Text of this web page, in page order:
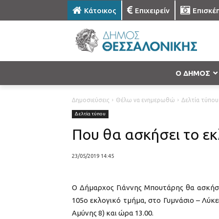
Κάτοικος Επιχειρείν
Ο ΔΗΜΟΣ
Δημοσιεύσεις Θέλω να ενημερωθώ Δελτία τύπου
Δελτία τύπου
Που θα ασκήσει το
23/05/2019 14:45
Ο Δήμαρχος Γιάννης Μπουτάρης θα
105ο εκλογικό τμήμα, στο Γυμνάσιο –
Αμύνης 8) και ώρα 13.00.